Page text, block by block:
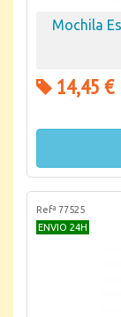
Mochila
14,45 €
Refª 77525
ENVIO 24H